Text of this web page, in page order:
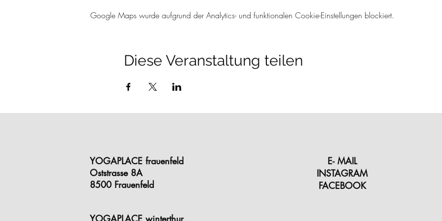
Google Maps wurde aufgrund der Analytics- und funktionalen Cookie-Einstellungen blockiert.
Diese Veranstaltung teilen
YOGAPLACE frauenfeld
Oststrasse 8A
8500 Frauenfeld
YOGAPLACE winterthur
E- MAIL
INSTAGRAM
FACEBOOK